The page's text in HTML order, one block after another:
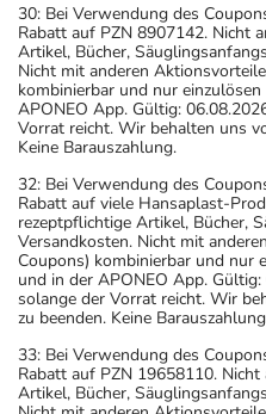
30: Bei Verwendung des
Rabatt auf PZN 8907142. Nicht
Artikel, Bücher,
Nicht mit anderen
kombinierbar und nur
APONEO App. Gültig:
Vorrat reicht. Wir behalten uns
Keine Barauszahlung.
32: Bei Verwendung des
Rabatt auf viele Hansaplast-
rezeptpflichtige Artikel, Bücher,
Versandkosten. Nicht mit
Coupons) kombinierbar und nur
und in der APONEO App.
solange der Vorrat reicht. Wir
zu beenden. Keine
33: Bei Verwendung des
Rabatt auf PZN 19658110.
Artikel, Bücher,